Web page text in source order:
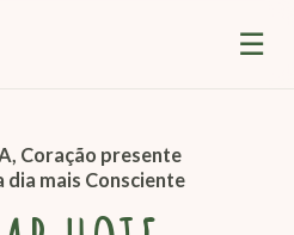
☰
Coração presente
dia mais Consciente